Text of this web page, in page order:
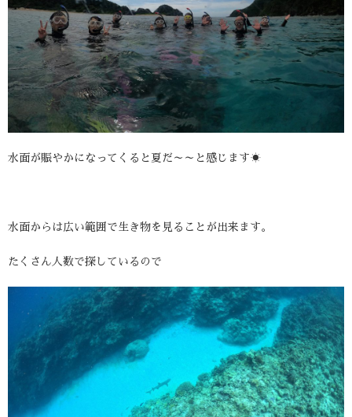
水面が賑やかになってくると夏だ～～と感じます☀
水面からは広い範囲で生き物を見ることが出来ます。
たくさん人数で探しているので